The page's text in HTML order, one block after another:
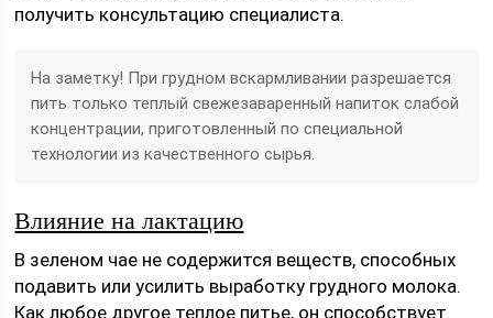
получить консультацию специалиста.
На заметку! При грудном вскармливании разрешается
пить только теплый свежезаваренный напиток слабой
концентрации, приготовленный по специальной
технологии из качественного сырья.
Влияние на лактацию
В зеленом чае не содержится веществ, способных
подавить или усилить выработку грудного молока.
Как любое другое теплое питье, он способствует